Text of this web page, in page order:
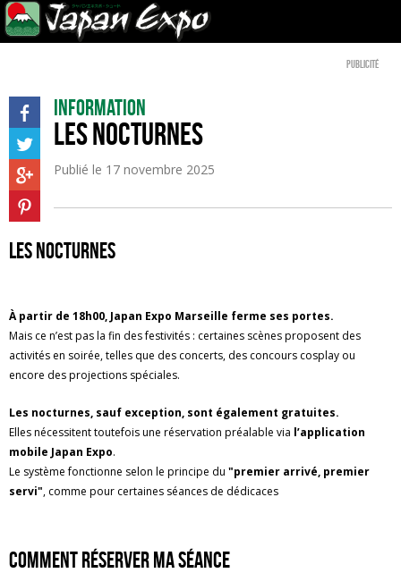
Publicité
Information
Les Nocturnes
Publié le 17 novembre 2025
LES NOCTURNES
À partir de 18h00, Japan Expo Marseille ferme ses portes.
Mais ce n’est pas la fin des festivités : certaines scènes proposent des
activités en soirée, telles que des concerts, des concours cosplay ou
encore des projections spéciales.
Les nocturnes, sauf exception, sont également gratuites.
Elles nécessitent toutefois une réservation préalable via l’application
mobile Japan Expo.
Le système fonctionne selon le principe du "premier arrivé, premier
servi", comme pour certaines séances de dédicaces
comment réserver ma séance